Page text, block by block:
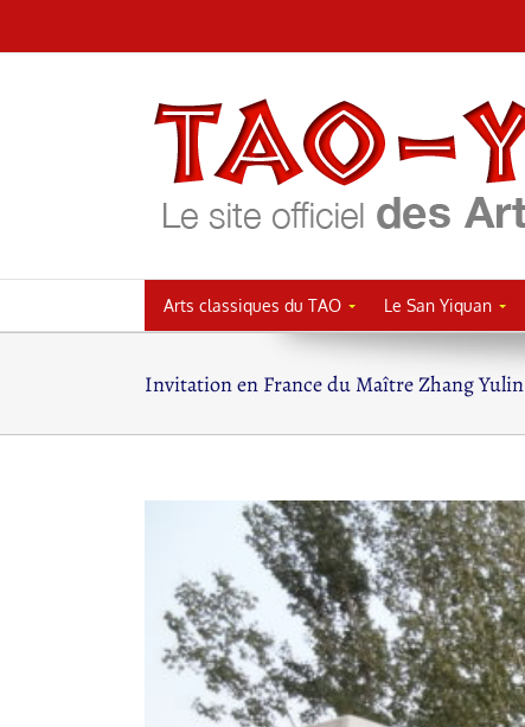
au
Arts classiques du TAO Le San Yiquan
Invitation en France du Maître Zhang Yulin
agrandie